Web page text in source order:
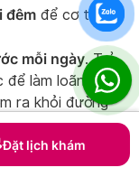
Đặt lịch khám
đêm để cơ thể
mỗi ngày. Trẻ
làm loãng
ra khỏi đường
phế